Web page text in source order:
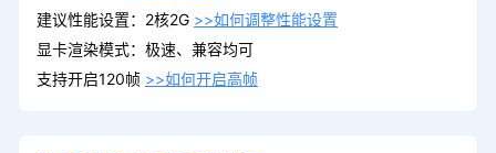
建议性能设置：2核2G >>如何调整性能设置
显卡渲染模式：极速、兼容均可
支持开启120帧 >>如何开启高帧